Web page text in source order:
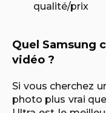
qualité/prix
Quel Samsung
vidéo ?
Si vous cherchez
photo plus vrai